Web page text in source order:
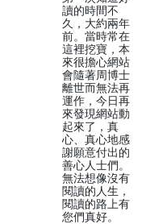
讀的時間不
久，大約兩年
前。當時常在
這裡挖寶，本
來很擔心網站
會隨著周博士
離世而無法再
運作，今日再
來發現網站動
起來了，真
心、真心地感
謝願意付出的
善心人士們。
無法想像沒有
閱讀的人生，
閱讀的路上有
您們真好。